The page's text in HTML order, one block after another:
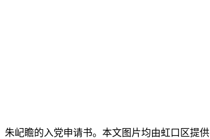
朱屺瞻的入党申请书。本文图片均由虹口区提供